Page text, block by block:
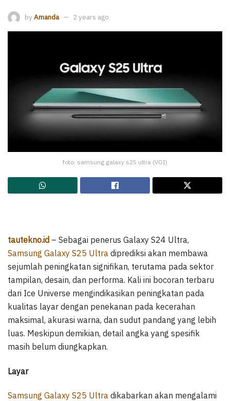
by Amanda 2 years ago
foto: samsung galaxy s25 ultra (VOI)
tautekno.id – Sebagai penerus Galaxy S24 Ultra,
Samsung Galaxy S25 Ultra diprediksi akan membawa
sejumlah peningkatan signifikan, terutama pada sektor
tampilan, desain, dan performa. Kali ini bocoran terbaru
dari Ice Universe mengindikasikan peningkatan pada
kualitas layar dengan penekanan pada kecerahan
maksimal, akurasi warna, dan sudut pandang yang lebih
luas. Meskipun demikian, detail angka yang spesifik
masih belum diungkapkan.
Layar
Samsung Galaxy S25 Ultra dikabarkan akan mengalami